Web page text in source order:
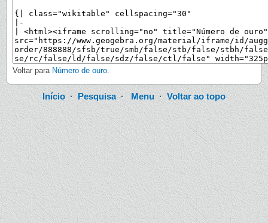
Voltar para Número de ouro.
Início·Pesquisa·Menu ·Voltar ao topo